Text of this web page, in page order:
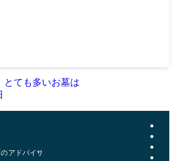
とても多いお墓は
アドバイザー | おおきた石材店